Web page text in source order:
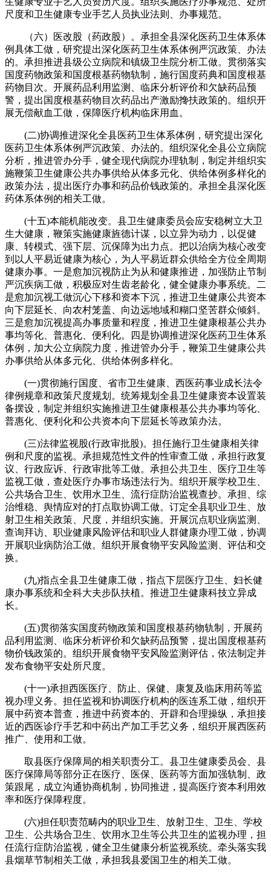
尺度和卫生健康专业手艺人员执业法则、办事规范。
（六）医改股（药政股）。承担全县深化医药卫生体系体
例具体工做，研究提出深化医药卫生体系体例严沉政策、办法
的。承担推进县级公立病院和镇级卫生院分析工做。贯彻落实
国度药物政策和国度根基药物轨制，施行国度药典和国度根基
药物目次。开展药品利用监测、临床分析评价和欠缺药品预
警，提出国度根基药物目次药品出产激励搀扶政策的。组织开
展无偿献血工做，保障医疗机构临床用血。
(二)协调推进深化全县医药卫生体系体例，研究提出深化
医药卫生体系体例严沉政策、办法的。组织深化全县公立病院
分析，推进管办分手，健全现代病院办理轨制，制定并组织实
施鞭策卫生健康公共办事供给从体多元化、供给体例多样化的
政策办法，提出医疗办事和药品价钱政策的。承担全县深化医
药体系体例的相关工做。
(十五)本能机能改变。县卫生健康委员会应安稳树立大卫
生大健康，鞭策实施健康旌德计谋，以立异为动力，以促健
康、转模式、强下层、沉保障为出力点。把以治病为核心改变
到以人平易近健康为核心，为人平易近群众供给全方位全周期
健康办事。一是愈加沉视防止为从和健康推进，加强防止节制
严沉疾病工做，积极应对生齿老龄化，健全健康办事系统。二
是愈加沉视工做沉心下移和资本下沉，推进卫生健康公共资本
向下层延长、向农村笼盖、向边远地域和糊口坚苦群众倾斜。
三是愈加沉视提高办事质量和程度，推进卫生健康根基公共办
事均等化、普惠化、便利化。四是协调推进深化医药卫生体系
体例，加大公立病院力度，推进管办分手，鞭策卫生健康公共
办事供给从体多元化、供给体例多样化。
(一)贯彻施行国度、省市卫生健康、西医药事业成长法令
律例规章和政策尺度规划。统筹规划全县卫生健康资本设置装
备摆设，制定并组织实施推进卫生健康根基公共办事均等化、
普惠化、便利化和公共资本向下层延长等政策办法。
(三)法律监视股(行政审批股)。担任施行卫生健康相关律
例和尺度的监视。承担规范性文件的性审查工做，承担行政复
议、行政应诉、行政审批等工做。承担公共卫生、医疗卫生等
监视工做，查处医疗办事市场违法行为。组织开展学校卫生、
公共场合卫生、饮用水卫生、流行症防治监视查抄。承担、综
治维稳、舆情应对的打点取协调工做。订定全县职业卫生、放
射卫生相关政策、尺度，并组织实施。开展沉点职业病监测、
查询拜访、职业健康风险评估和职业人群健康办理工做，协调
开展职业病防治工做。组织开展食物平安风险监测、评估和交
换。
(九)指点全县卫生健康工做，指点下层医疗卫生、妇长健
康办事系统和全科大夫步队扶植。推进卫生健康科技立异成
长。
(五)贯彻落实国度药物政策和国度根基药物轨制，开展药
品利用监测、临床分析评价和欠缺药品预警，提出国度根基药
物价钱政策的。组织开展食物平安风险监测评估，依法制定并
发布食物平安处所尺度。
(十一)承担西医医疗、防止、保健、康复及临床用药等监
视办理义务。担任监视和协调医疗机构的医连系工做，组织开
展中药资本普查，推进中药资本的、开辟和合理操纵，承担接
近的西医诊疗手艺和中药出产加工手艺义务，组织开展西医药
推广、使用和工做。
取县医疗保障局的相关职责分工。县卫生健康委员会、县
医疗保障局等部分正在医疗、医保、医药等方面加强轨制、政
策跟尾，成立沟通协商机制，协同推进，提高医疗资本利用效
率和医疗保障程度。
(六)担任职责范畴内的职业卫生、放射卫生、卫生、学校
卫生、公共场合卫生、饮用水卫生等公共卫生的监视办理，担
任流行症防治监视，健全卫生健康分析监视系统。牵头落实我
县烟草节制相关工做，承担我县爱国卫生的相关工做。